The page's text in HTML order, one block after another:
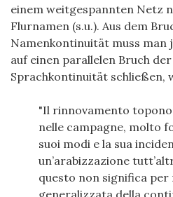
einem weitgespannten Netz
Flurnamen (s.u.). Aus dem
Namenkontinuität muss man
auf einen parallelen Bruch
Sprachkontinuität schließen,
"Il rinnovamento
nelle campagne, molto
suoi modi e la sua
un’arabizzazione
questo non significa
generalizzata della